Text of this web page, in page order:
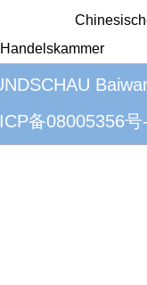
备08005356号